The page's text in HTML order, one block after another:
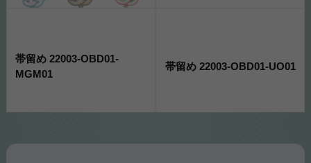
帯留め 22003-OBD01-
MGM01
帯留め 22003-OBD01-UO01